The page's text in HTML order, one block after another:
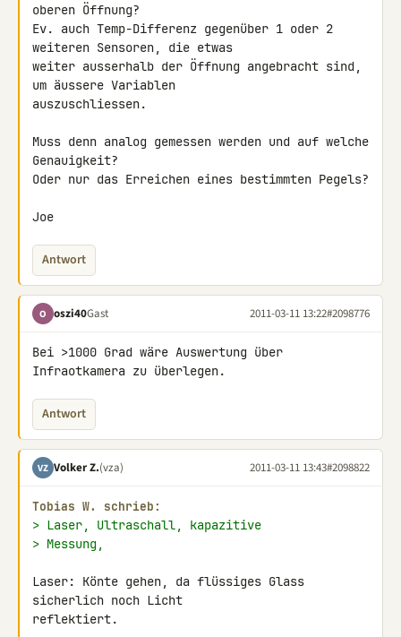
oberen Öffnung?
Ev. auch Temp-Differenz gegenüber 1 oder 2
weiteren Sensoren, die etwas
weiter ausserhalb der Öffnung angebracht sind,
um äussere Variablen
auszuschliessen.
Muss denn analog gemessen werden und auf welche
Genauigkeit?
Oder nur das Erreichen eines bestimmten Pegels?
Joe
Antwort
O oszi40Gast 2011-03-11 13:22#2098776
Bei >1000 Grad wäre Auswertung über
Infraotkamera zu überlegen.
Antwort
VZ Volker Z.(vza) 2011-03-11 13:43#2098822
Tobias W. schrieb:
> Laser, Ultraschall, kapazitive
> Messung,
Laser: Könte gehen, da flüssiges Glass
sicherlich noch Licht
reflektiert.